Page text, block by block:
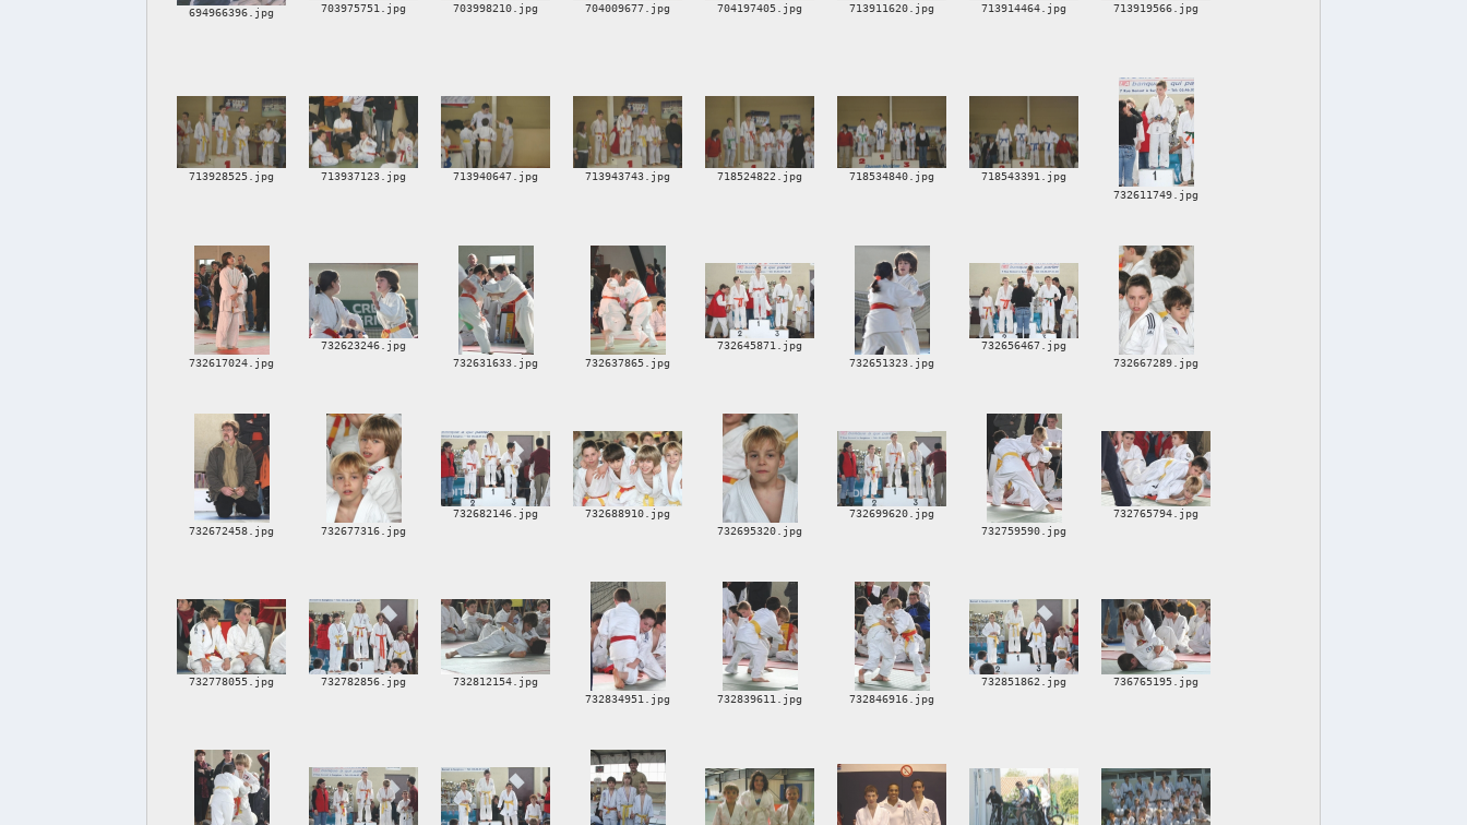
694966396.jpg 703975751.jpg 703998210.jpg 704009677.jpg 704197405.jpg 713911620.jpg 713914464.jpg 713919566.jpg
713928525.jpg 713937123.jpg 713940647.jpg 713943743.jpg 718524822.jpg 718534840.jpg
718543391.jpg
732611749.jpg
732617024.jpg
732623246.jpg
732631633.jpg
732637865.jpg
732645871.jpg
732651323.jpg
732656467.jpg
732667289.jpg
732672458.jpg 732677316.jpg
732682146.jpg
732688910.jpg
732695320.jpg
732699620.jpg
732759590.jpg
732765794.jpg
732778055.jpg 732782856.jpg
732812154.jpg
732834951.jpg
732839611.jpg 732846916.jpg
732851862.jpg 736765195.jpg